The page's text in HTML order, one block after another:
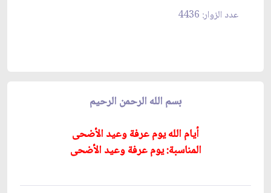
عدد الزوار: 4436
بسم الله الرحمن الرحيم
أيام الله يوم عرفة وعيد الأضحى
المناسبة:يوم عرفة وعيد الأضحى